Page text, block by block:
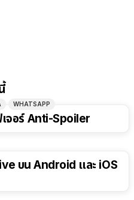
WHATSAPP
จอร์ Anti-Spoiler
บน Android และ iOS